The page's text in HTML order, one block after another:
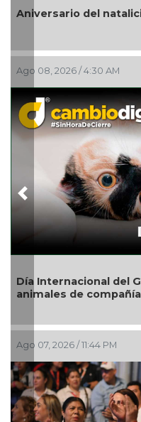
de Emiliano Zapata
Gato: celebrando a
más queridos
Previous